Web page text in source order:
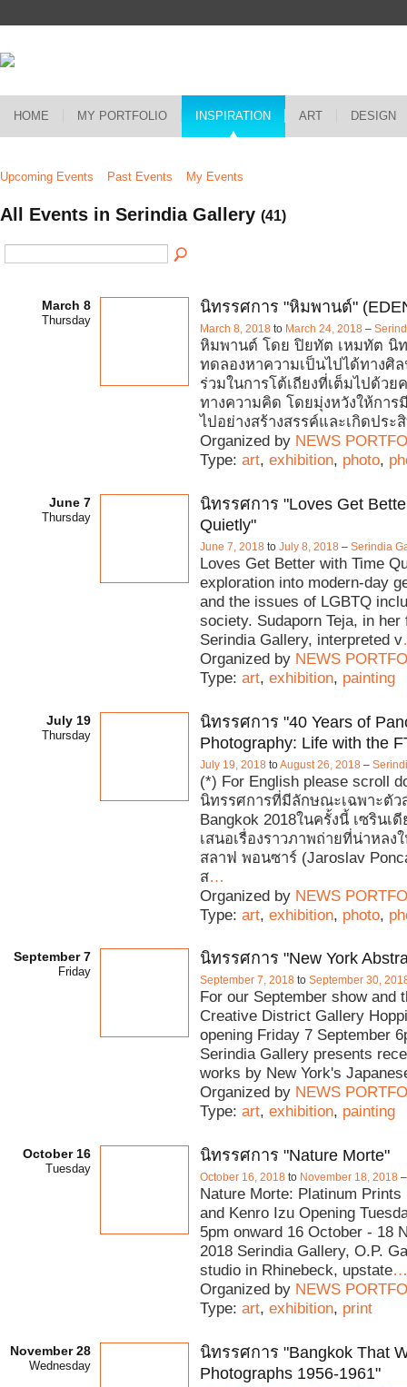
HOME MY PORTFOLIO INSPIRATION ART DESIGN
Upcoming Events Past Events My Events
All Events in Serindia Gallery (41)
March 8
Thursday
นิทรรศการ "หิมพานต์"
March 8, 2018 to March 24, 2018 –
หิมพานต์ โดย ปิยทัต เหมทัต นิ
ทดลองหาความเป็นไปได้ทางศิ
ร่วมในการโต้เถียงที่เต็มไปด้วย
ทางความคิด โดยมุ่งหวังให้การ
ไปอย่างสร้างสรรค์และเกิดประ
Organized by NEWS
Type: art, exhibition, photo,
June 7
Thursday
นิทรรศการ "Loves Get
Quietly"
June 7, 2018 to July 8, 2018 – Serindia
Loves Get Better with Time
exploration into modern-day
and the issues of LGBTQ
society. Sudaporn Teja, in her
Serindia Gallery, interpreted v
Organized by NEWS
Type: art, exhibition, painting
July 19
Thursday
นิทรรศการ "40 Years of
Photography: Life with the
July 19, 2018 toAugust 26, 2018 –
(*) For English please scroll
นิทรรศการที่มีลักษณะเฉพาะตัว
Bangkok 2018ในครั้งนี้ เซรินเ
เสนอเรื่องราวภาพถ่ายที่น่าหลง
สลาฟ พอนซาร์ (Jaroslav
ส…
Organized by NEWS
Type: art, exhibition, photo,
September 7
Friday
นิทรรศการ "New York
September 7, 2018 to September 30,
For our September show and
Creative District Gallery
opening Friday 7 September
Serindia Gallery presents
works by New York's
Organized by NEWS
Type: art, exhibition, painting
October 16
Tuesday
นิทรรศการ "Nature Morte"
October 16, 2018 to November 18, 2018
Nature Morte: Platinum Prints
and Kenro Izu Opening
5pm onward 16 October - 18
2018 Serindia Gallery, O.P.
studio in Rhinebeck, upstate…
Organized by NEWS
Type: art, exhibition, print
November 28
Wednesday
นิทรรศการ "Bangkok That
Photographs 1956-1961"